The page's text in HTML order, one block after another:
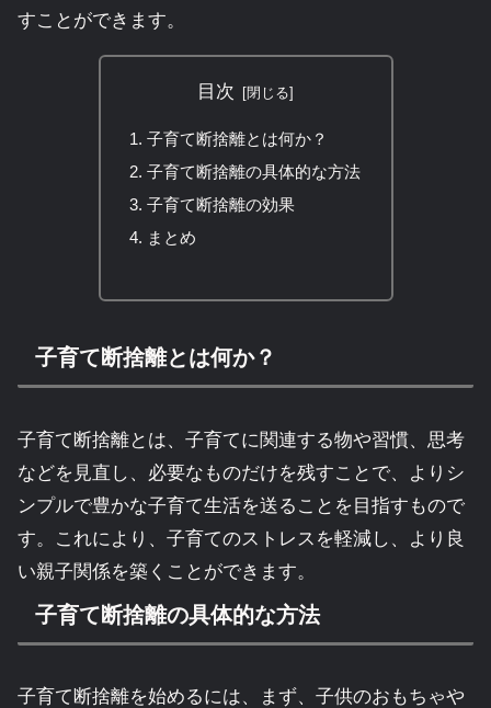
すことができます。
目次
子育て断捨離とは何か？
子育て断捨離の具体的な方法
子育て断捨離の効果
まとめ
子育て断捨離とは何か？
子育て断捨離とは、子育てに関連する物や習慣、思考
などを見直し、必要なものだけを残すことで、よりシ
ンプルで豊かな子育て生活を送ることを目指すもので
す。これにより、子育てのストレスを軽減し、より良
い親子関係を築くことができます。
子育て断捨離の具体的な方法
子育て断捨離を始めるには、まず、子供のおもちゃや